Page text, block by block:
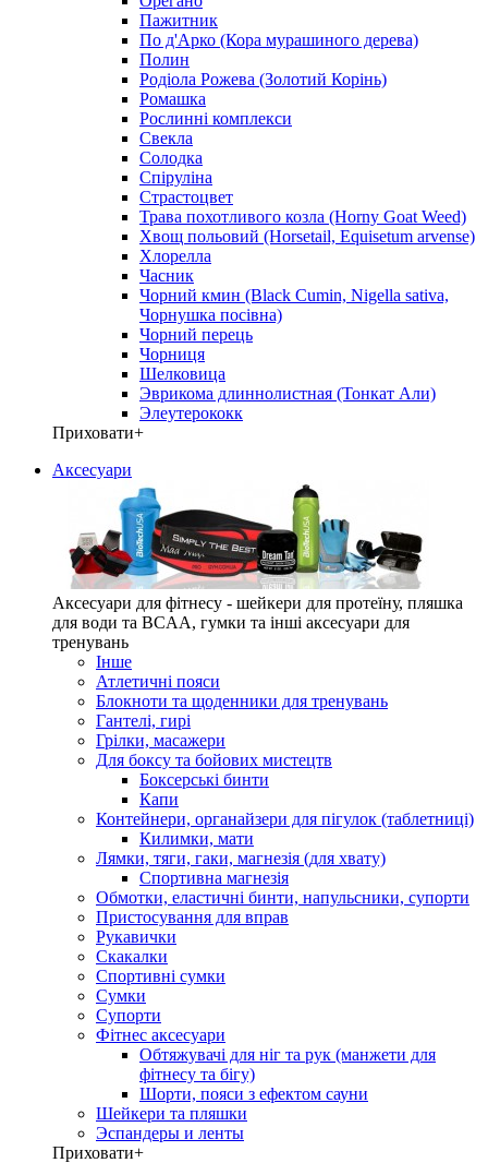
Пажитник
По д'Арко (Кора мурашиного дерева)
Полин
Родіола Рожева (Золотий Корінь)
Ромашка
Рослинні комплекси
Свекла
Солодка
Спіруліна
Страстоцвет
Трава похотливого козла (Horny Goat Weed)
Хвощ польовий (Horsetail, Equisetum arvense)
Хлорелла
Часник
Чорний кмин (Black Cumin, Nigella sativa,
Чорнушка посівна)
Чорний перець
Чорниця
Шелковица
Эврикома длиннолистная (Тонкат Али)
Элеутерококк
Приховати+
Аксесуари
Аксесуари для фітнесу - шейкери для протеїну, пляшка
для води та BCAA, гумки та інші аксесуари для
тренувань
Інше
Атлетичні пояси
Блокноти та щоденники для тренувань
Гантелі, гирі
Грілки, масажери
Для боксу та бойових мистецтв
Боксерські бинти
Капи
Контейнери, органайзери для пігулок (таблетниці)
Килимки, мати
Лямки, тяги, гаки, магнезія (для хвату)
Спортивна магнезія
Обмотки, еластичні бинти, напульсники, супорти
Пристосування для вправ
Рукавички
Скакалки
Спортивні сумки
Сумки
Супорти
Фітнес аксесуари
Обтяжувачі для ніг та рук (манжети для
фітнесу та бігу)
Шорти, пояси з ефектом сауни
Шейкери та пляшки
Эспандеры и ленты
Приховати+